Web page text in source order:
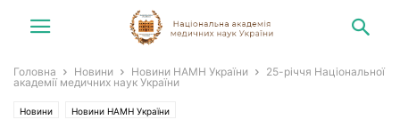
Головна Новини Новини НАМН України
25-річчя Національної
академії медичних наук України
Новини Новини НАМН України